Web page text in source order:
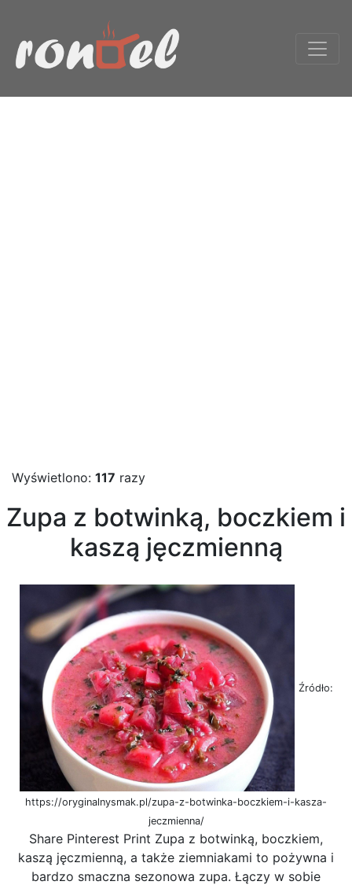
Wyświetlono: 117 razy
Zupa z botwinką, boczkiem i
kaszą jęczmienną
Źródło:
https://oryginalnysmak.pl/zupa-z-botwinka-boczkiem-i-kasza-
jeczmienna/
Share Pinterest Print Zupa z botwinką, boczkiem,
kaszą jęczmienną, a także ziemniakami to pożywna i
bardzo smaczna sezonowa zupa. Łączy w sobie